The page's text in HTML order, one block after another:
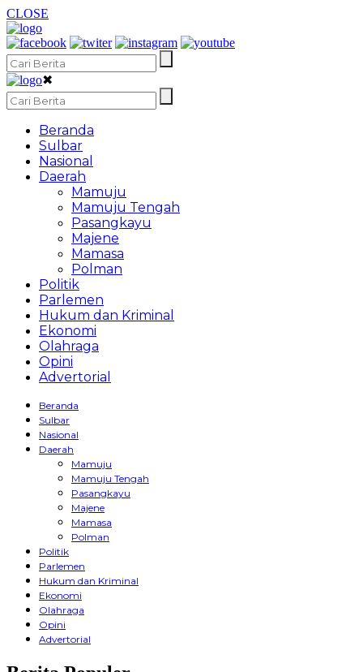
CLOSE
✖
Beranda
Sulbar
Nasional
Daerah
Mamuju
Mamuju Tengah
Pasangkayu
Majene
Mamasa
Polman
Politik
Parlemen
Hukum dan Kriminal
Ekonomi
Olahraga
Opini
Advertorial
Beranda
Sulbar
Nasional
Daerah
Mamuju
Mamuju Tengah
Pasangkayu
Majene
Mamasa
Polman
Politik
Parlemen
Hukum dan Kriminal
Ekonomi
Olahraga
Opini
Advertorial